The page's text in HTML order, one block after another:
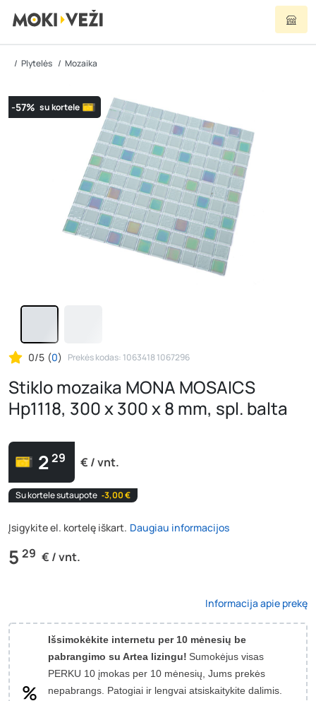
Plytelės Mozaika
-57% su kortele
0/5 (0) Prekės kodas: 1063418 1067296
Stiklo mozaika MONA MOSAICS
Hp1118, 300 x 300 x 8 mm, spl. balta
229 € / vnt.
Su kortele sutaupote ‐3,00 €
Įsigykite el. kortelę iškart. Daugiau informacijos
5 29 € / vnt.
Informacija apie prekę
Išsimokėkite internetu per 10 mėnesių be
pabrangimo su Artea lizingu! Sumokėjus visas
PERKU 10 įmokas per 10 mėnesių, Jums prekės
nepabrangs. Patogiai ir lengvai atsiskaitykite dalimis.